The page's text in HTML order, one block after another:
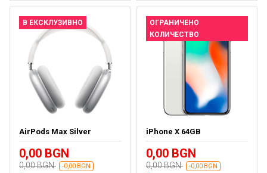
В ЕКСКЛУЗИВНО
AirPods Max Silver
0,00 BGN
0,00 BGN -0,00 BGN
ОГРАНИЧЕНО
КОЛИЧЕСТВО
iPhone X 64GB
0,00 BGN
0,00 BGN -0,00 BGN